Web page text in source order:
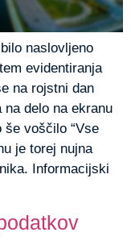
naslovljeno
evidentiranja
na rojstni dan
na delo na ekranu
še voščilo “Vse
je torej nujna
Informacijski